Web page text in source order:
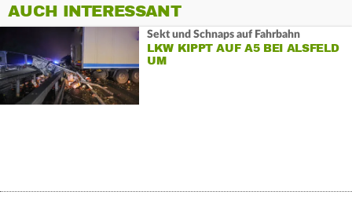
AUCH INTERESSANT
Sekt und Schnaps auf Fahrbahn
LKW KIPPT AUF A5 BEI ALSFELD
UM